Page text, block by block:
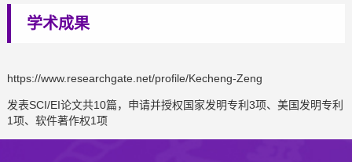
学术成果
https://www.researchgate.net/profile/Kecheng-Zeng
发表SCI/EI论文共10篇，申请并授权国家发明专利3项、美国发明专利
1项、软件著作权1项